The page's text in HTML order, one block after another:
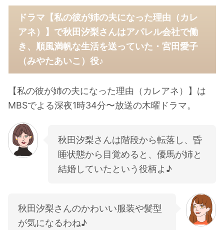
ドラマ【私の彼が姉の夫になった理由（カレ
アネ）】で秋田汐梨さんはアパレル会社で働
き、順風満帆な生活を送っていた・宮田愛子
（みやたあいこ）役♪
【私の彼が姉の夫になった理由（カレアネ）】は
MBSでよる深夜1時34分〜放送の木曜ドラマ。
秋田汐梨さんは階段から転落し、昏
睡状態から目覚めると、優馬が姉と
結婚していたという役柄よ♪
秋田汐梨さんのかわいい服装や髪型
が気になるわね♪